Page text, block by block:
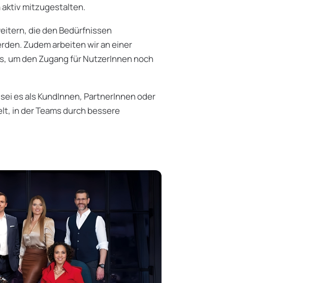
mitzugestalten.
die den Bedürfnissen
Zudem arbeiten wir an einer
um den Zugang für NutzerInnen noch
es als KundInnen, PartnerInnen oder
in der Teams durch bessere